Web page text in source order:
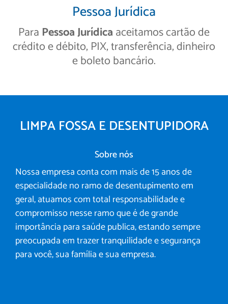
Pessoa Jurídica
Para Pessoa Jurídicaaceitamos cartão de
crédito e débito, PIX, transferência, dinheiro
e boleto bancário.
LIMPA FOSSA E DESENTUPIDORA
Sobre nós
Nossa empresa conta com mais de 15 anos de
especialidade no ramo de desentupimento em
geral, atuamos com total responsabilidade e
compromisso nesse ramo que é de grande
importância para saúde publica, estando sempre
preocupada em trazer tranquilidade e segurança
para você, sua família e sua empresa.